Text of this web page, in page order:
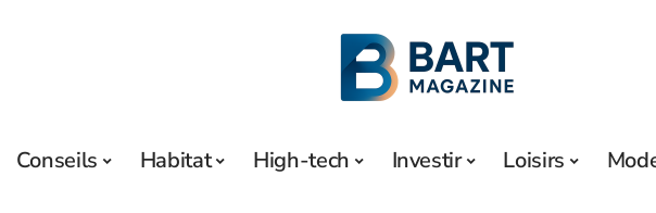
Conseils Habitat High-tech Investir Loisirs